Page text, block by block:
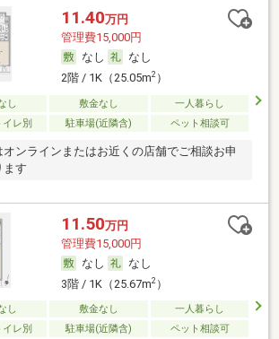
11.40万円
管理費15,000円
なし
なし
2階 / 1K（25.05m2）
し 敷金なし
一人暮らし
イレ別
駐車場(近隣含) ペット相談可
オンラインまたはお近くの店舗でご相談お申
ます
11.50万円
管理費15,000円
なし
なし
3階 / 1K（25.67m2）
し 敷金なし
一人暮らし
イレ別
駐車場(近隣含) ペット相談可